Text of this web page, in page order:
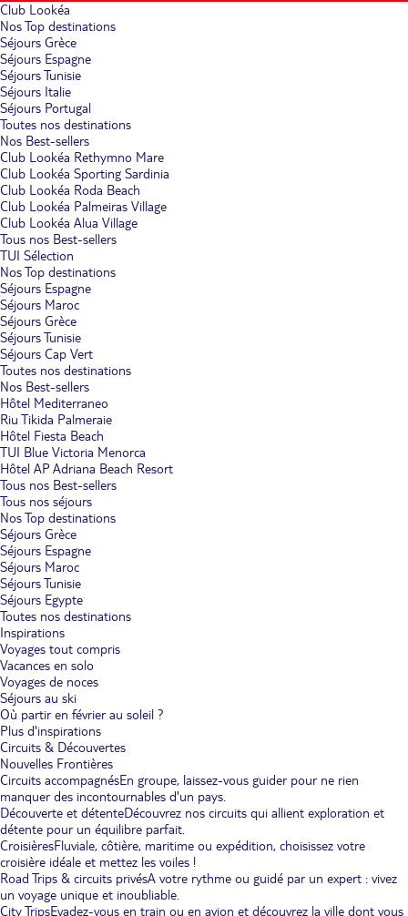
Club Lookéa
Nos Top destinations
Séjours Grèce
Séjours Espagne
Séjours Tunisie
Séjours Italie
Séjours Portugal
Toutes nos destinations
Nos Best-sellers
Club Lookéa Rethymno Mare
Club Lookéa Sporting Sardinia
Club Lookéa Roda Beach
Club Lookéa Palmeiras Village
Club Lookéa Alua Village
Tous nos Best-sellers
TUI Sélection
Nos Top destinations
Séjours Espagne
Séjours Maroc
Séjours Grèce
Séjours Tunisie
Séjours Cap Vert
Toutes nos destinations
Nos Best-sellers
Hôtel Mediterraneo
Riu Tikida Palmeraie
Hôtel Fiesta Beach
TUI Blue Victoria Menorca
Hôtel AP Adriana Beach Resort
Tous nos Best-sellers
Tous nos séjours
Nos Top destinations
Séjours Grèce
Séjours Espagne
Séjours Maroc
Séjours Tunisie
Séjours Egypte
Toutes nos destinations
Inspirations
Voyages tout compris
Vacances en solo
Voyages de noces
Séjours au ski
Où partir en février au soleil ?
Plus d'inspirations
Circuits & Découvertes
Nouvelles Frontières
Circuits accompagnésEn groupe, laissez-vous guider pour ne rien
manquer des incontournables d'un pays.
Découverte et détenteDécouvrez nos circuits qui allient exploration et
détente pour un équilibre parfait.
CroisièresFluviale, côtière, maritime ou expédition, choisissez votre
croisière idéale et mettez les voiles !
Road Trips & circuits privésA votre rythme ou guidé par un expert : vivez
un voyage unique et inoubliable.
City TripsEvadez-vous en train ou en avion et découvrez la ville dont vous